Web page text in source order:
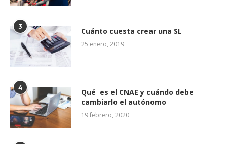
3 Cuánto cuesta crear una SL
25 enero, 2019
4
Qué es el CNAE y cuándo debe
cambiarlo el autónomo
19 febrero, 2020